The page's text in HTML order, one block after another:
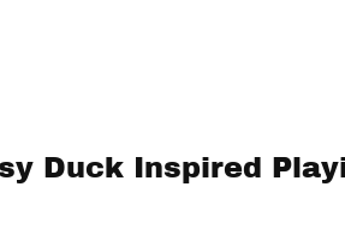
Duck Inspired